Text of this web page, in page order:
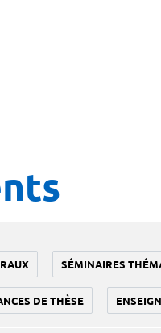
SÉMINAIRES
DE THÈSE